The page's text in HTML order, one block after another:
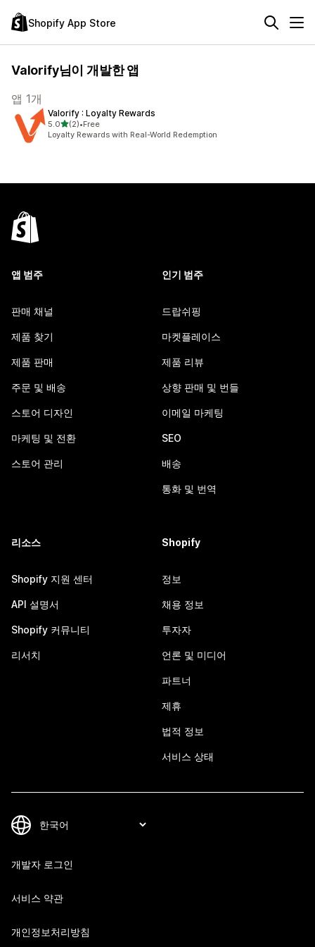
Shopify App Store
Valorify님이 개발한 앱
앱 1개
Valorify : Loyalty Rewards
5.0별 5개 중
(2)
총 리뷰 2개
•Free
Loyalty Rewards with Real-World Redemption
앱 범주
판매 채널
제품 찾기
제품 판매
주문 및 배송
스토어 디자인
마케팅 및 전환
스토어 관리
인기 범주
드랍쉬핑
마켓플레이스
제품 리뷰
상향 판매 및 번들
이메일 마케팅
SEO
배송
통화 및 번역
리소스
Shopify 지원 센터
API 설명서
Shopify 커뮤니티
리서치
Shopify
정보
채용 정보
투자자
언론 및 미디어
파트너
제휴
법적 정보
서비스 상태
개발자 로그인
서비스 약관
개인정보처리방침